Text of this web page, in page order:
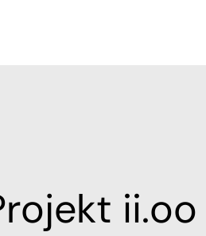
ii.oo